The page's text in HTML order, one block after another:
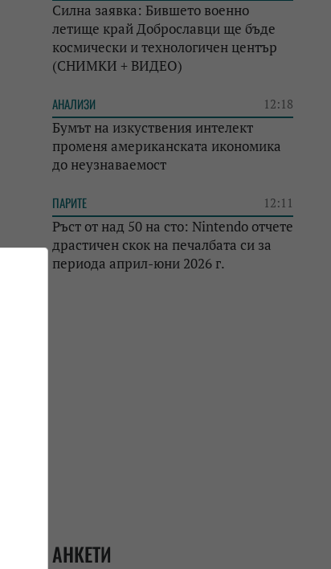
Силна заявка: Бившето военно
летище край Доброславци ще бъде
космически и технологичен център
(СНИМКИ + ВИДЕО)
АНАЛИЗИ 12:18
Бумът на изкуствения интелект
променя американската икономика
до неузнаваемост
ПАРИТЕ 12:11
Ръст от над 50 на сто: Nintendo отчете
драстичен скок на печалбата си за
периода април-юни 2026 г.
АНКЕТИ